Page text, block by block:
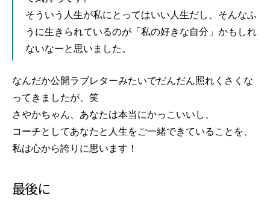
そういう人生が私にとってはいい人生だし、そんなふ
うに生きられているのが「私の好きな自分」かもしれ
ないなーと思いました。
なんだか公開ラブレターみたいでだんだん照れくさくな
ってきましたが、笑
さやかちゃん、あなたは本当にかっこいいし、
コーチとしてあなたと人生をご一緒できていることを、
私は心から誇りに思います！
最後に